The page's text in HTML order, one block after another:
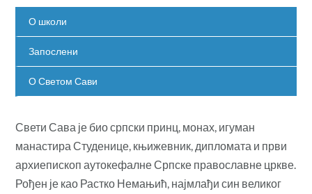
О школи
Запослени
О Светом Сави
Свети Сава је био српски принц, монах, игуман
манастира Студенице, књижевник, дипломата и први
архиепископ аутокефалне Српске православне цркве.
Рођен је као Растко Немањић, најмлађи син великог